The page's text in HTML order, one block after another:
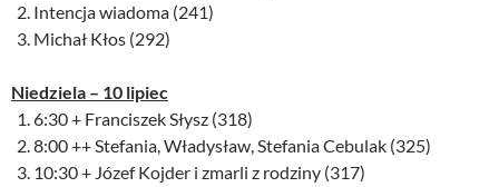
Intencja wiadoma (241)
Michał Kłos (292)
Niedziela – 10 lipiec
6:30 + Franciszek Słysz (318)
8:00 ++ Stefania, Władysław, Stefania Cebulak (325)
10:30 + Józef Kojder i zmarli z rodziny (317)